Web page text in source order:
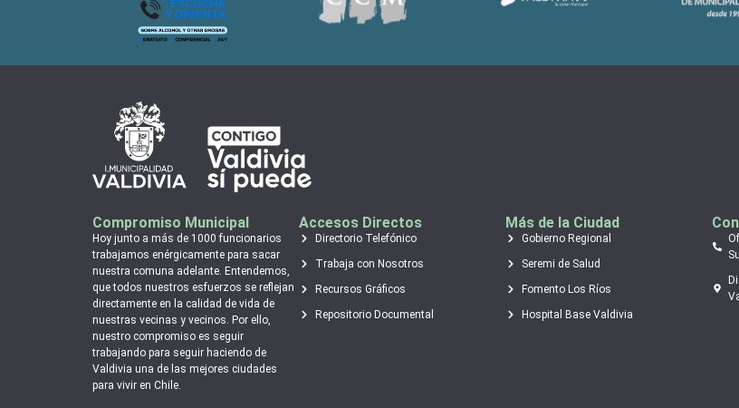
Compromiso Municipal
Hoy junto a más de 1000 funcionarios
trabajamos enérgicamente para sacar
nuestra comuna adelante. Entendemos,
que todos nuestros esfuerzos se reflejan
directamente en la calidad de vida de
nuestras vecinas y vecinos. Por ello,
nuestro compromiso es seguir
trabajando para seguir haciendo de
Valdivia una de las mejores ciudades
para vivir en Chile.
Accesos Directos
Directorio Telefónico
Trabaja con Nosotros
Recursos Gráficos
Repositorio Documental
Más de la Ciudad
Gobierno Regional
Seremi de Salud
Fomento Los Ríos
Hospital Base Valdivia